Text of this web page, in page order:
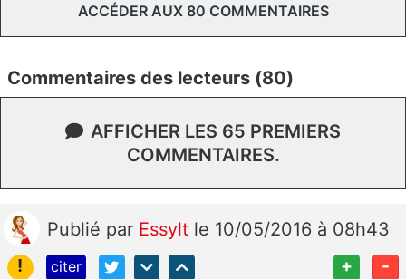
ACCÉDER AUX 80 COMMENTAIRES
Commentaires des lecteurs (80)
AFFICHER LES 65 PREMIERS
COMMENTAIRES.
Publié par Essylt le 10/05/2016 à 08h43
!
citer + -